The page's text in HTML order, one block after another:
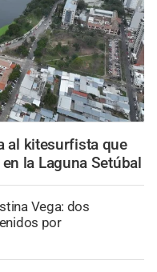
al kitesurfista que
la Laguna Setúbal
Vega: dos
por